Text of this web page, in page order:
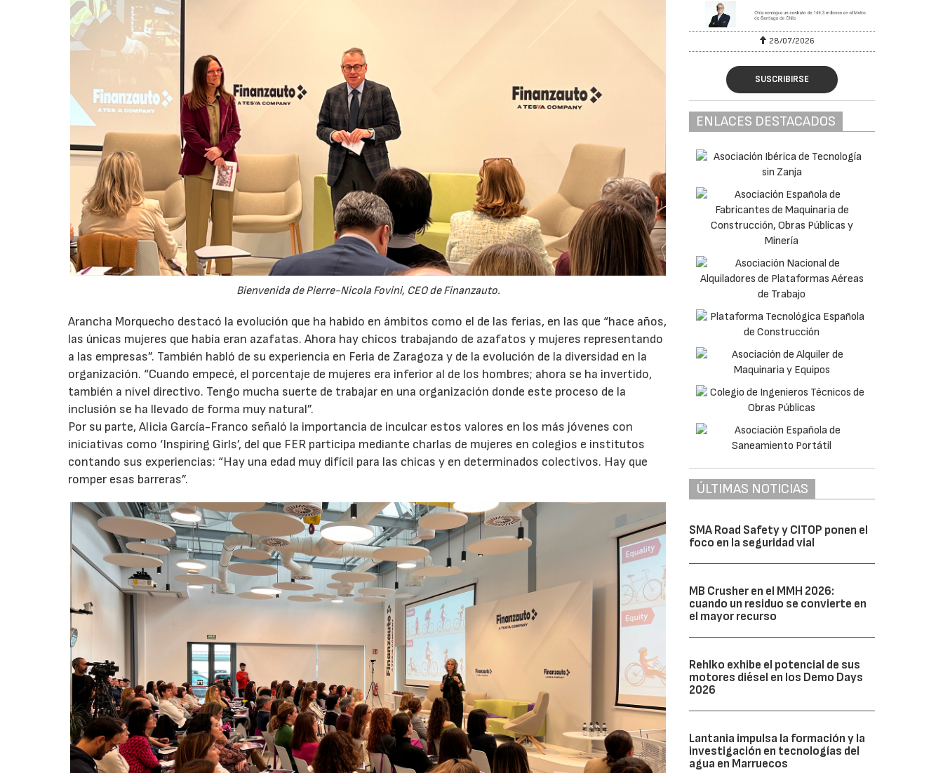
Bienvenida de Pierre-Nicola Fovini, CEO de Finanzauto.
Arancha Morquecho destacó la evolución que ha habido en ámbitos como el de las ferias, en las que “hace años,
las únicas mujeres que había eran azafatas. Ahora hay chicos trabajando de azafatos y mujeres representando
a las empresas”. También habló de su experiencia en Feria de Zaragoza y de la evolución de la diversidad en la
organización. “Cuando empecé, el porcentaje de mujeres era inferior al de los hombres; ahora se ha invertido,
también a nivel directivo. Tengo mucha suerte de trabajar en una organización donde este proceso de la
inclusión se ha llevado de forma muy natural”.
Por su parte, Alicia García-Franco señaló la importancia de inculcar estos valores en los más jóvenes con
iniciativas como ‘Inspiring Girls’, del que FER participa mediante charlas de mujeres en colegios e institutos
contando sus experiencias: “Hay una edad muy difícil para las chicas y en determinados colectivos. Hay que
romper esas barreras”.
SUSCRIBIRSE
ENLACES DESTACADOS
ÚLTIMAS NOTICIAS
SMA Road Safety y CITOP ponen el
foco en la seguridad vial
MB Crusher en el MMH 2026:
cuando un residuo se convierte en
el mayor recurso
Rehlko exhibe el potencial de sus
motores diésel en los Demo Days
2026
Lantania impulsa la formación y la
investigación en tecnologías del
agua en Marruecos